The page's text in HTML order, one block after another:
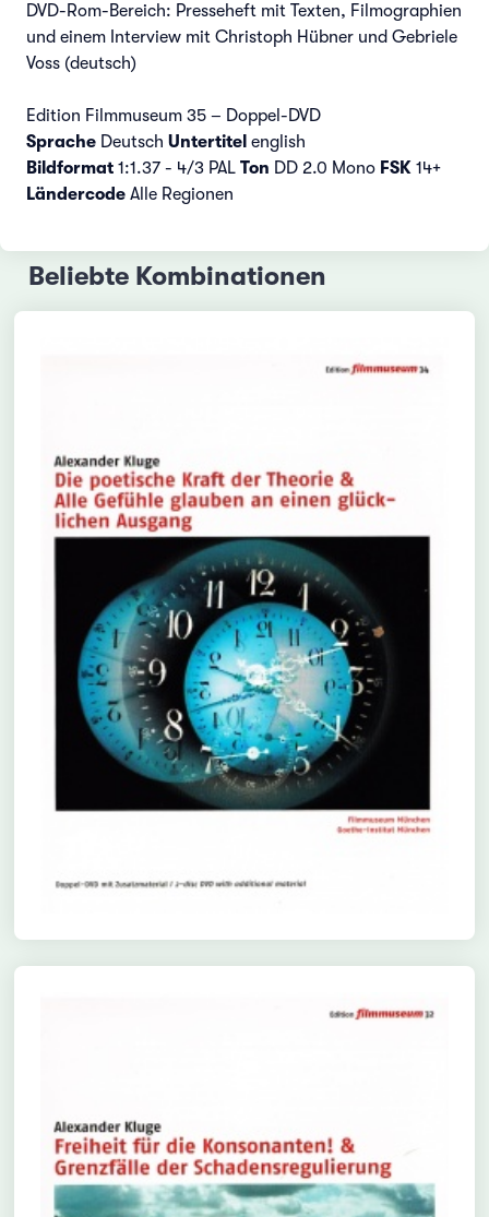
DVD-Rom-Bereich: Presseheft mit Texten, Filmographien
und einem Interview mit Christoph Hübner und Gebriele
Voss (deutsch)
Edition Filmmuseum 35 – Doppel-DVD
Sprache Deutsch Untertitel english
Bildformat 1:1.37 - 4/3 PAL Ton DD 2.0 Mono FSK 14+
Ländercode Alle Regionen
Beliebte Kombinationen